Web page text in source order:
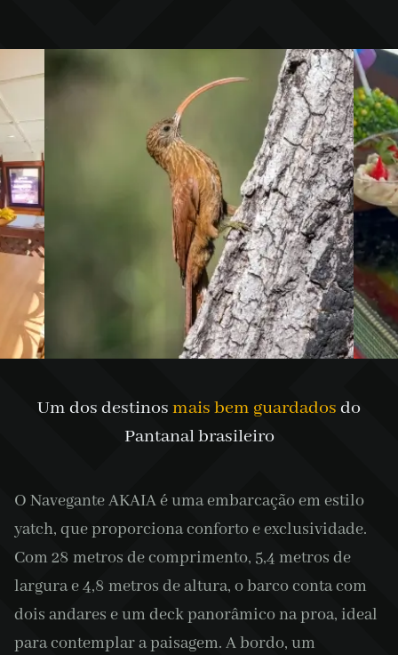
Um dos destinos mais bem guardados do
Pantanal brasileiro
O Navegante AKAIA é uma embarcação em estilo
yatch, que proporciona conforto e exclusividade.
Com 28 metros de comprimento, 5,4 metros de
largura e 4,8 metros de altura, o barco conta com
dois andares e um deck panorâmico na proa, ideal
para contemplar a paisagem. A bordo, um